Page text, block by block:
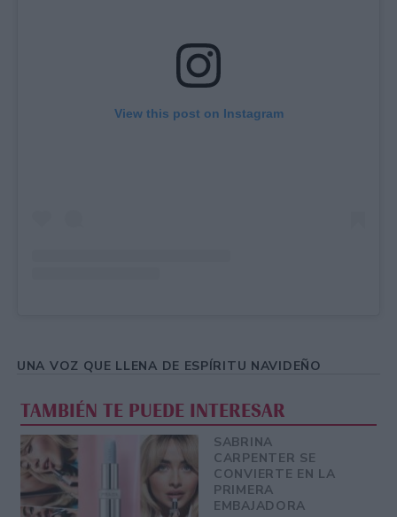
View this post on Instagram
UNA VOZ QUE LLENA DE ESPÍRITU NAVIDEÑO
TAMBIÉN TE PUEDE INTERESAR
SABRINA
CARPENTER SE
CONVIERTE EN LA
PRIMERA
EMBAJADORA